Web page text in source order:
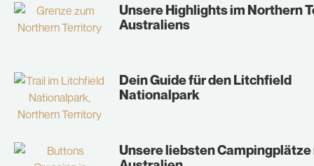
Unsere Highlights im Northern
Australiens
Dein Guide für den Litchfield
Nationalpark
Unsere liebsten Campingplätze